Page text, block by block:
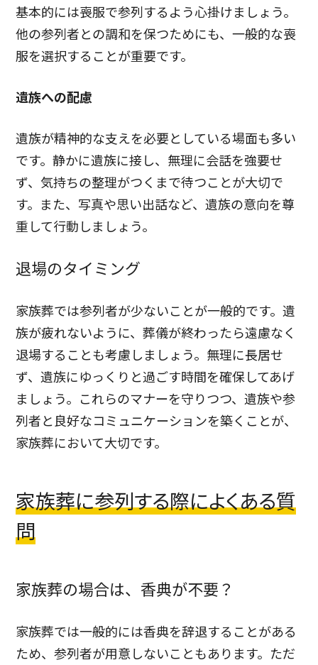
基本的には喪服で参列するよう心掛けましょう。
他の参列者との調和を保つためにも、一般的な喪
服を選択することが重要です。
遺族への配慮
遺族が精神的な支えを必要としている場面も多い
です。静かに遺族に接し、無理に会話を強要せ
ず、気持ちの整理がつくまで待つことが大切で
す。また、写真や思い出話など、遺族の意向を尊
重して行動しましょう。
退場のタイミング
家族葬では参列者が少ないことが一般的です。遺
族が疲れないように、葬儀が終わったら遠慮なく
退場することも考慮しましょう。無理に長居せ
ず、遺族にゆっくりと過ごす時間を確保してあげ
ましょう。 これらのマナーを守りつつ、遺族や参
列者と良好なコミュニケーションを築くことが、
家族葬において大切です。
家族葬に参列する際によくある質
問
家族葬の場合は、香典が不要？
家族葬では一般的には香典を辞退することがある
ため、参列者が用意しないこともあります。ただ